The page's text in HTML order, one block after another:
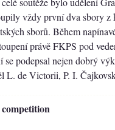
vždy první dva sbory z
sborů. Během
právě FKPS pod
podepsal nejen dobrý
L. de Victorii, P. I.